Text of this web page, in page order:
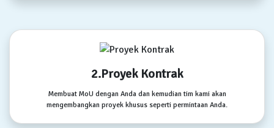
2.Proyek Kontrak
Membuat MoU dengan Anda dan kemudian tim kami akan
mengembangkan proyek khusus seperti permintaan Anda.